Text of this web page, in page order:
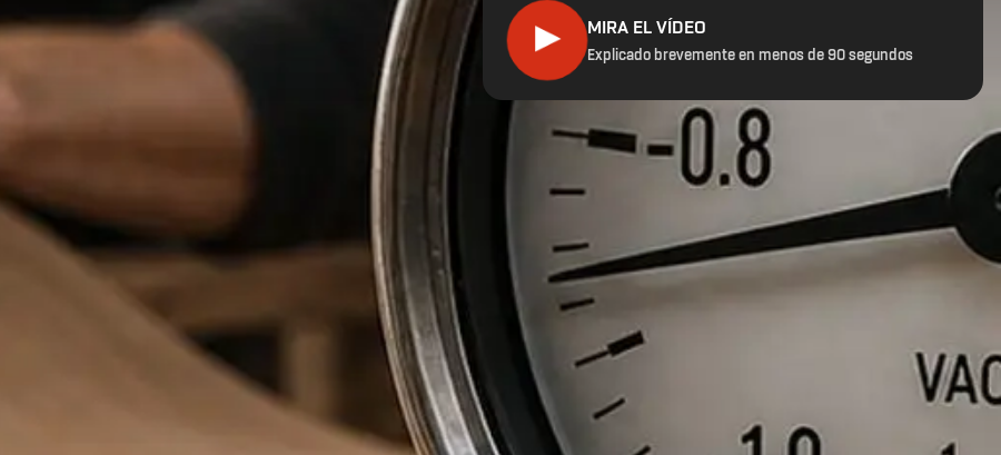
▶ MIRA EL VÍDEO
Explicado brevemente en menos de 90 segundos